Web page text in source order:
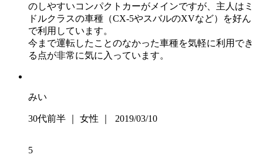
のしやすいコンパクトカーがメインですが、主人はミ
ドルクラスの車種（CX-5やスバルのXVなど）を好ん
で利用しています。
今まで運転したことのなかった車種を気軽に利用でき
る点が非常に気に入っています。
みい
30代前半 ｜ 女性 ｜ 2019/03/10
5